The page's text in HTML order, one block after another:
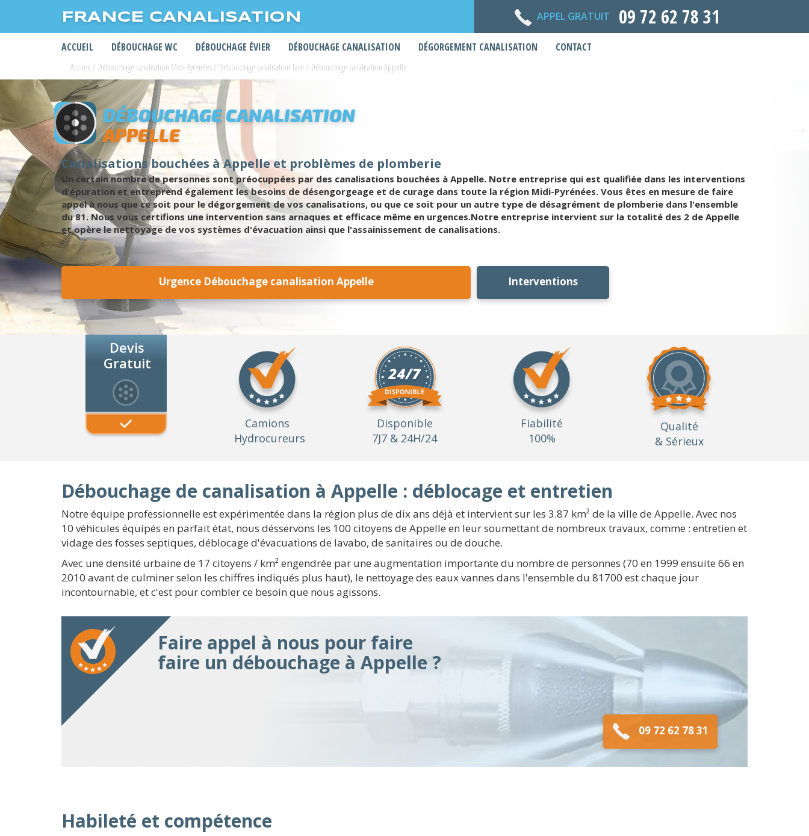
FRANCE CANALISATION APPEL GRATUIT 09 72 62 78 31
ACCUEIL DÉBOUCHAGE WC DÉBOUCHAGE ÉVIER DÉBOUCHAGE CANALISATION DÉGORGEMENT CANALISATION CONTACT
Accueil / Débouchage canalisation Midi-Pyrénées/ Débouchage canalisation Tarn / Débouchage canalisation Appelle
DÉBOUCHAGE CANALISATION
APPELLE
Canalisations bouchées à Appelle et problèmes de plomberie
Un certain nombre de personnes sont préocuppées par des canalisations bouchées à Appelle. Notre entreprise qui est qualifiée dans les interventions
d'épuration et entreprend également les besoins de désengorgeage et de curage dans toute la région Midi-Pyrénées. Vous êtes en mesure de faire
appel à nous que ce soit pour le dégorgement de vos canalisations, ou que ce soit pour un autre type de désagrément de plomberie dans l'ensemble
du 81. Nous vous certifions une intervention sans arnaques et efficace même en urgences.Notre entreprise intervient sur la totalité des 2 de Appelle
et opère le nettoyage de vos systèmes d'évacuation ainsi que l'assainissement de canalisations.
Urgence Débouchage canalisation Appelle Interventions
Devis
Gratuit
Camions
Hydrocureurs
Disponible
7J7 & 24H/24
Fiabilité
100%
Qualité
& Sérieux
Débouchage de canalisation à Appelle : déblocage et entretien
Notre équipe professionnelle est expérimentée dans la région plus de dix ans déjà et intervient sur les 3.87 km² de la ville de Appelle. Avec nos
10 véhicules équipés en parfait état, nous désservons les 100 citoyens de Appelle en leur soumettant de nombreux travaux, comme : entretien et
vidage des fosses septiques, déblocage d'évacuations de lavabo, de sanitaires ou de douche.
Avec une densité urbaine de 17 citoyens / km² engendrée par une augmentation importante du nombre de personnes (70 en 1999 ensuite 66 en
2010 avant de culminer selon les chiffres indiqués plus haut), le nettoyage des eaux vannes dans l'ensemble du 81700 est chaque jour
incontournable, et c'est pour combler ce besoin que nous agissons.
Faire appel à nous pour faire
faire un débouchage à Appelle ?
09 72 62 78 31
Habileté et compétence